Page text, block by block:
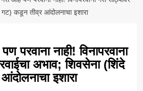
कडून तीव्र आंदोलनाचा इशारा
परवाना नाही! विनापरवाना
अभाव; शिवसेना (शिंदे
इशारा